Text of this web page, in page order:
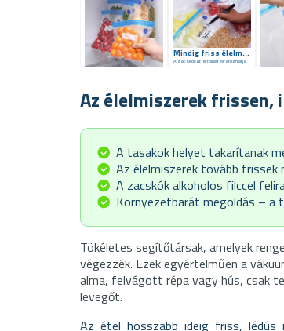
Mindig friss élelmiszerek
A zacskókat filctollal feliratozhatja.
Az élelmiszerek frissen,
A tasakok helyet takarítanak
Az élelmiszerek tovább frissek
A zacskók alkoholos filccel
Környezetbarát megoldás – a
Tökéletes segítőtársak, amelyek
végezzék. Ezek egyértelműen a
alma, felvágott répa vagy hús, csak
levegőt.
Az étel hosszabb ideig friss, lédús